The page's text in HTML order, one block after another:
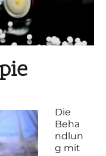
Die
Beha
ndlun
g mit